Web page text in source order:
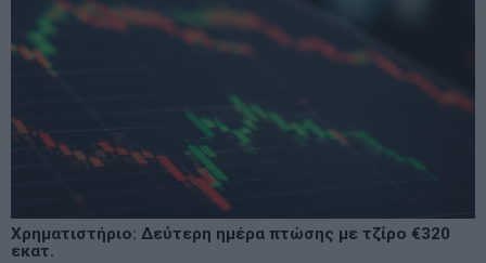
Χρηματιστήριο: Δεύτερη ημέρα πτώσης με τζίρο €320
εκατ.